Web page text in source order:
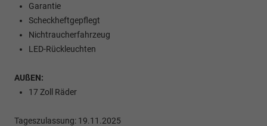
Garantie
Scheckheftgepflegt
Nichtraucherfahrzeug
LED-Rückleuchten
AUßEN:
17 Zoll Räder
Tageszulassung: 19.11.2025